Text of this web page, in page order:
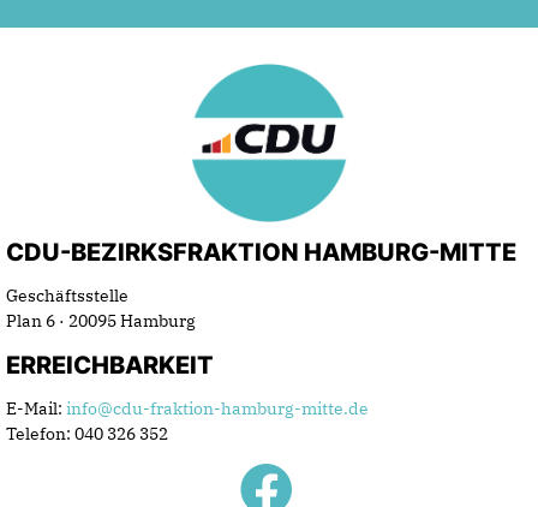
CDU-BEZIRKSFRAKTION HAMBURG-MITTE
Geschäftsstelle
Plan 6 · 20095 Hamburg
ERREICHBARKEIT
E-Mail: info@cdu-fraktion-hamburg-mitte.de
Telefon: 040 326 352